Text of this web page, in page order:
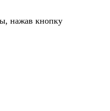
нажав кнопку